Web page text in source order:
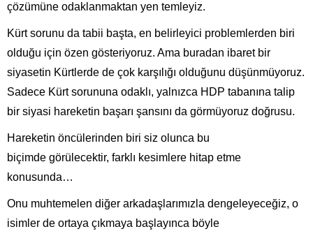
çözümüne odaklanmaktan yen temleyiz.
Kürt sorunu da tabii başta, en belirleyici problemlerden biri
olduğu için özen gösteriyoruz. Ama buradan ibaret bir
siyasetin Kürtlerde de çok karşılığı olduğunu düşünmüyoruz.
Sadece Kürt sorununa odaklı, yalnızca HDP tabanına talip
bir siyasi hareketin başarı şansını da görmüyoruz doğrusu.
Hareketin öncülerinden biri siz olunca bu
biçimde görülecektir, farklı kesimlere hitap etme
konusunda…
Onu muhtemelen diğer arkadaşlarımızla dengeleyeceğiz, o
isimler de ortaya çıkmaya başlayınca böyle